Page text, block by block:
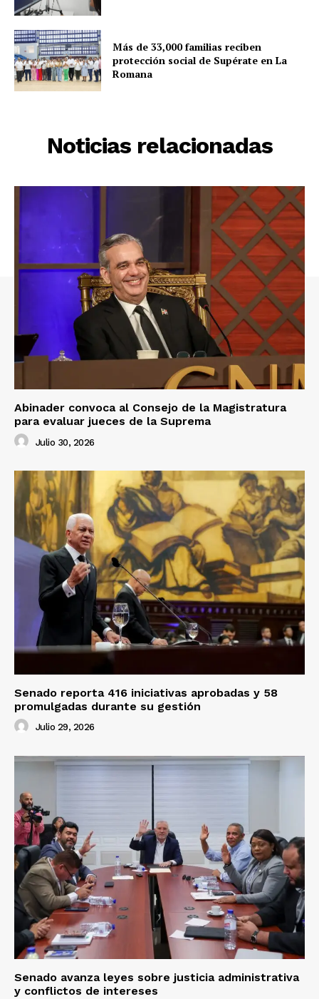
Más de 33,000 familias reciben
protección social de Supérate en La
Romana
Noticias relacionadas
Abinader convoca al Consejo de la Magistratura
para evaluar jueces de la Suprema
Julio 30, 2026
Senado reporta 416 iniciativas aprobadas y 58
promulgadas durante su gestión
Julio 29, 2026
Senado avanza leyes sobre justicia administrativa
y conflictos de intereses